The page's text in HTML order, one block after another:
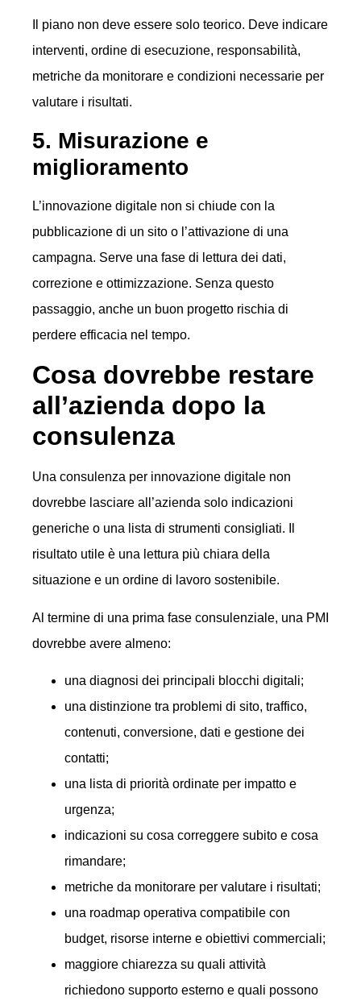
Il piano non deve essere solo teorico. Deve indicare
interventi, ordine di esecuzione, responsabilità,
metriche da monitorare e condizioni necessarie per
valutare i risultati.
5. Misurazione e
miglioramento
L’innovazione digitale non si chiude con la
pubblicazione di un sito o l’attivazione di una
campagna. Serve una fase di lettura dei dati,
correzione e ottimizzazione. Senza questo
passaggio, anche un buon progetto rischia di
perdere efficacia nel tempo.
Cosa dovrebbe restare
all’azienda dopo la
consulenza
Una consulenza per innovazione digitale non
dovrebbe lasciare all’azienda solo indicazioni
generiche o una lista di strumenti consigliati. Il
risultato utile è una lettura più chiara della
situazione e un ordine di lavoro sostenibile.
Al termine di una prima fase consulenziale, una PMI
dovrebbe avere almeno:
una diagnosi dei principali blocchi digitali;
una distinzione tra problemi di sito, traffico,
contenuti, conversione, dati e gestione dei
contatti;
una lista di priorità ordinate per impatto e
urgenza;
indicazioni su cosa correggere subito e cosa
rimandare;
metriche da monitorare per valutare i risultati;
una roadmap operativa compatibile con
budget, risorse interne e obiettivi commerciali;
maggiore chiarezza su quali attività
richiedono supporto esterno e quali possono